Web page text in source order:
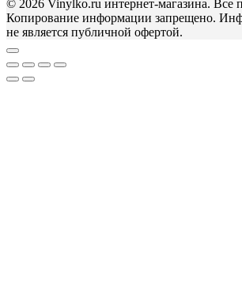
© 2026 Vinylko.ru интернет-магазина. Все
Копирование информации запрещено.
не является публичной офертой.